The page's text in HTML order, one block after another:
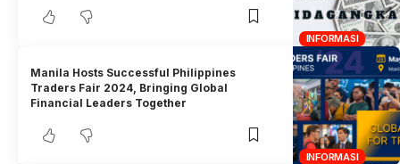
INFORMASI
INFORMASI
Manila Hosts Successful Philippines
Traders Fair 2024, Bringing Global
Financial Leaders Together